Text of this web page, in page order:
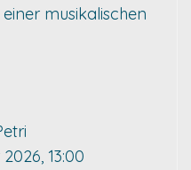
musikalischen
13:00